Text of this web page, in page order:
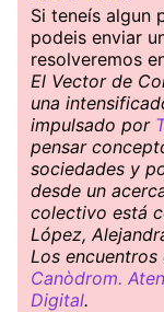
Si teneís algun
podeis enviar
resolveremos
El Vector de
una
impulsado por
pensar
sociedades y
desde un
colectivo está
López,
Los
Canòdrom.
Digital.